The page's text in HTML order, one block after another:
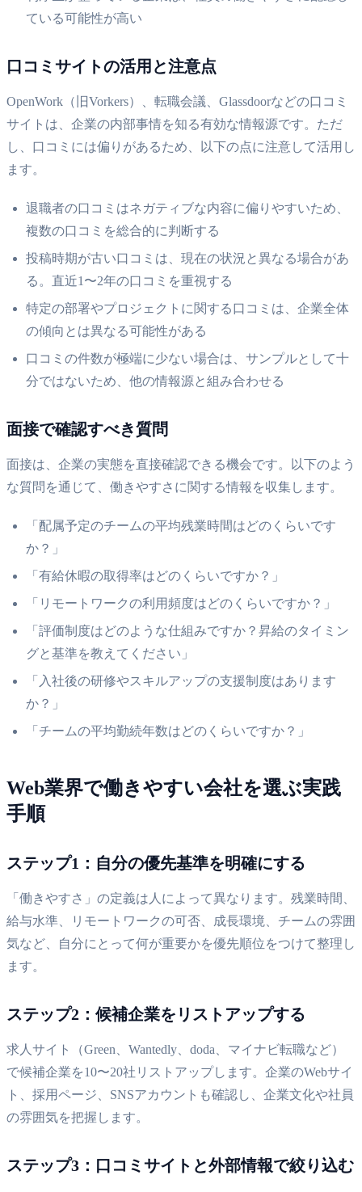
ている可能性が高い
口コミサイトの活用と注意点
OpenWork（旧Vorkers）、転職会議、Glassdoorなどの口コミ
サイトは、企業の内部事情を知る有効な情報源です。ただ
し、口コミには偏りがあるため、以下の点に注意して活用し
ます。
退職者の口コミはネガティブな内容に偏りやすいため、
複数の口コミを総合的に判断する
投稿時期が古い口コミは、現在の状況と異なる場合があ
る。直近1〜2年の口コミを重視する
特定の部署やプロジェクトに関する口コミは、企業全体
の傾向とは異なる可能性がある
口コミの件数が極端に少ない場合は、サンプルとして十
分ではないため、他の情報源と組み合わせる
面接で確認すべき質問
面接は、企業の実態を直接確認できる機会です。以下のよう
な質問を通じて、働きやすさに関する情報を収集します。
「配属予定のチームの平均残業時間はどのくらいです
か？」
「有給休暇の取得率はどのくらいですか？」
「リモートワークの利用頻度はどのくらいですか？」
「評価制度はどのような仕組みですか？昇給のタイミン
グと基準を教えてください」
「入社後の研修やスキルアップの支援制度はあります
か？」
「チームの平均勤続年数はどのくらいですか？」
Web業界で働きやすい会社を選ぶ実践
手順
ステップ1：自分の優先基準を明確にする
「働きやすさ」の定義は人によって異なります。残業時間、
給与水準、リモートワークの可否、成長環境、チームの雰囲
気など、自分にとって何が重要かを優先順位をつけて整理し
ます。
ステップ2：候補企業をリストアップする
求人サイト（Green、Wantedly、doda、マイナビ転職など）
で候補企業を10〜20社リストアップします。企業のWebサイ
ト、採用ページ、SNSアカウントも確認し、企業文化や社員
の雰囲気を把握します。
ステップ3：口コミサイトと外部情報で絞り込む